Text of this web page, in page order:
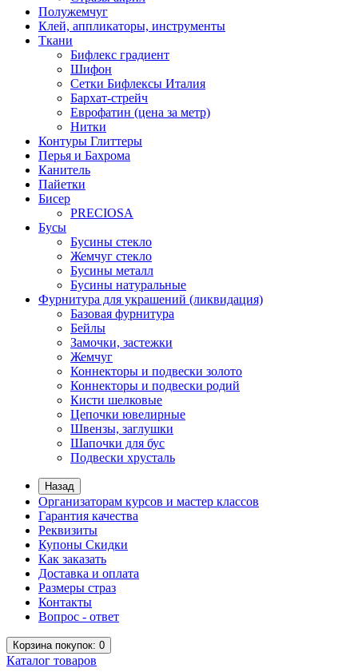
Полужемчуг
Клей, аппликаторы, инструменты
Ткани
Бифлекс градиент
Шифон
Сетки Бифлексы Италия
Бархат-стрейч
Еврофатин (цена за метр)
Нитки
Контуры Глиттеры
Перья и Бахрома
Канитель
Пайетки
Бисер
PRECIOSA
Бусы
Бусины стекло
Жемчуг стекло
Бусины металл
Бусины натуральные
Фурнитура для украшений (ликвидация)
Базовая фурнитура
Бейлы
Замочки, застежки
Жемчуг
Коннекторы и подвески золото
Коннекторы и подвески родий
Кисти шелковые
Цепочки ювелирные
Швензы, заглушки
Шапочки для бус
Подвески хрусталь
Назад
Организаторам курсов и мастер классов
Гарантия качества
Реквизиты
Купоны Скидки
Как заказать
Доставка и оплата
Размеры страз
Контакты
Вопрос - ответ
Корзинапокупок: 0
Каталог товаров